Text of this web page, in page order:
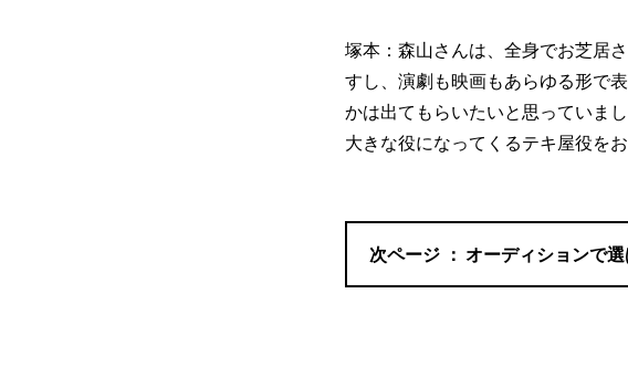
塚本：森山さんは、全身でお芝居
すし、演劇も映画もあらゆる形で
かは出てもらいたいと思っていま
大きな役になってくるテキ屋役を
オーディションで